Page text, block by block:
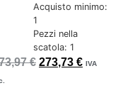
Acquisto minimo:
1
Pezzi nella
scatola: 1
€ 273,73€ IVA